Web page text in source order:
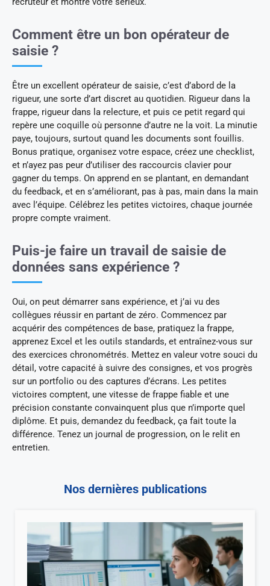
Comment être un bon opérateur de
saisie ?
Être un excellent opérateur de saisie, c’est d’abord de la
rigueur, une sorte d’art discret au quotidien. Rigueur dans la
frappe, rigueur dans la relecture, et puis ce petit regard qui
repère une coquille où personne d’autre ne la voit. La minutie
paye, toujours, surtout quand les documents sont fouillis.
Bonus pratique, organisez votre espace, créez une checklist,
et n’ayez pas peur d’utiliser des raccourcis clavier pour
gagner du temps. On apprend en se plantant, en demandant
du feedback, et en s’améliorant, pas à pas, main dans la main
avec l’équipe. Célébrez les petites victoires, chaque journée
propre compte vraiment.
Puis-je faire un travail de saisie de
données sans expérience ?
Oui, on peut démarrer sans expérience, et j’ai vu des
collègues réussir en partant de zéro. Commencez par
acquérir des compétences de base, pratiquez la frappe,
apprenez Excel et les outils standards, et entraînez-vous sur
des exercices chronométrés. Mettez en valeur votre souci du
détail, votre capacité à suivre des consignes, et vos progrès
sur un portfolio ou des captures d’écrans. Les petites
victoires comptent, une vitesse de frappe fiable et une
précision constante convainquent plus que n’importe quel
diplôme. Et puis, demandez du feedback, ça fait toute la
différence. Tenez un journal de progression, on le relit en
entretien.
Nos dernières publications